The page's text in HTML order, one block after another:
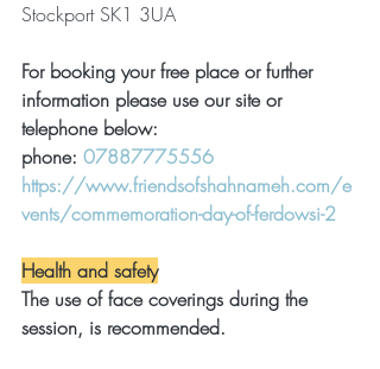
Stockport SK1 3UA
For booking your free place or further
information please use our site or
telephone below:
phone: 07887775556
https://www.friendsofshahnameh.com/e
vents/commemoration-day-of-ferdowsi-2
Health and safety
The use of face coverings during the
session, is recommended.